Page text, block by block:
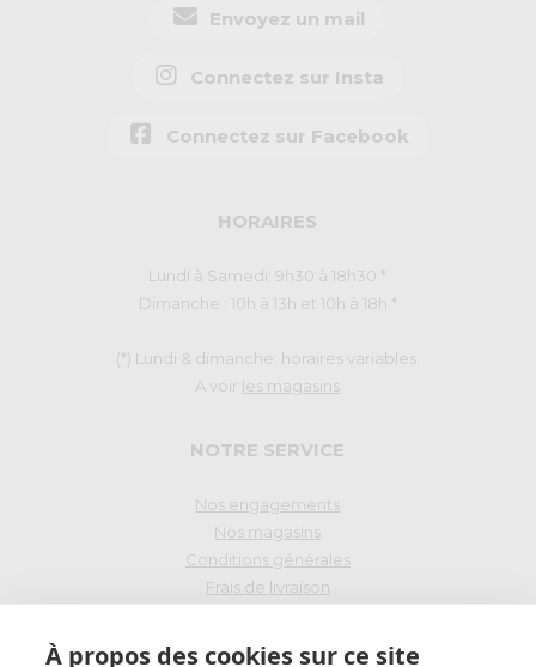
À propos des cookies sur ce site
Envoyez un mail
Connectez sur Insta
Connectez sur Facebook
HORAIRES
Lundi à Samedi: 9h30 à 18h30 *
Dimanche : 10h à 13h et 10h à 18h *
(*) Lundi & dimanche: horaires variables.
A voir les magasins
NOTRE SERVICE
Nos engagements
Nos magasins
Conditions générales
Frais de livraison